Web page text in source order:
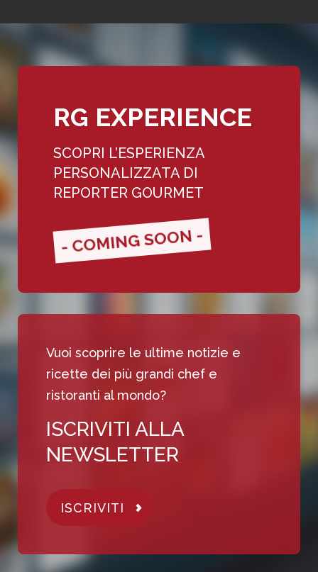
RG EXPERIENCE
SCOPRI L’ESPERIENZA
PERSONALIZZATA DI
REPORTER GOURMET
- COMING SOON -
Vuoi scoprire le ultime notizie e
ricette dei più grandi chef e
ristoranti al mondo?
ISCRIVITI ALLA
NEWSLETTER
ISCRIVITI